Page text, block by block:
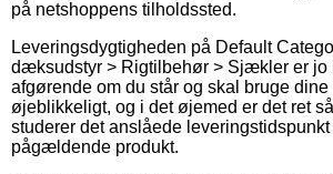
på netshoppens tilholdssted.
Leveringsdygtigheden på Default
dæksudstyr > Rigtilbehør > Sjækler er jo
afgørende om du står og skal bruge
øjeblikkeligt, og i det øjemed er det ret
studerer det anslåede leveringstidspunkt
pågældende produkt.